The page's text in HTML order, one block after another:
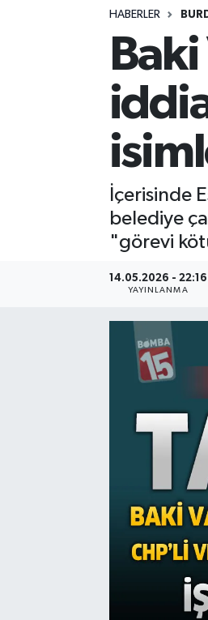
HABERLER
İçerisinde
belediye
"görevi
14.05.2026 - 22:16
YAYINLANMA